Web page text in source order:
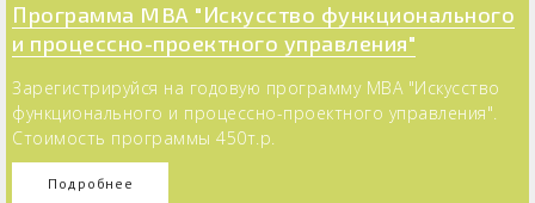
Программа MBA "Искусство функционального
и процессно-проектного управления"
Зарегистрируйся на годовую программу MBA "Искусство
функционального и процессно-проектного управления".
Стоимость программы 450т.р.
Подробнее